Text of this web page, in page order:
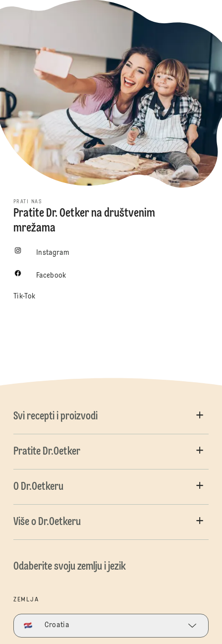
PRATI NAS
Pratite Dr. Oetker na društvenim
mrežama
Instagram
Facebook
Tik-Tok
Svi recepti i proizvodi
Pratite Dr.Oetker
O Dr.Oetkeru
Više o Dr.Oetkeru
Odaberite svoju zemlju i jezik
ZEMLJA
Croatia